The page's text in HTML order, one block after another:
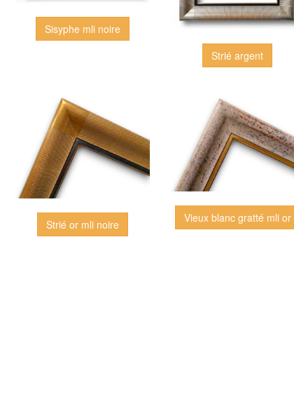
Sisyphe mli noire
Strié argent
Strié or mli noire Vieux blanc gratté mli or